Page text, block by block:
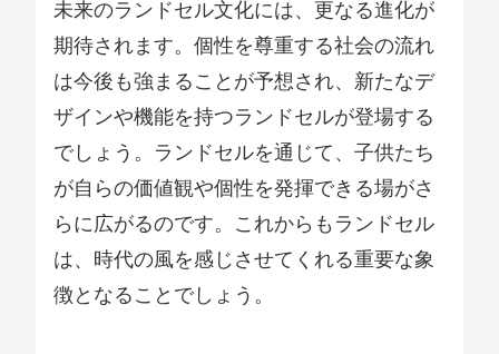
未来のランドセル文化には、更なる進化が
期待されます。個性を尊重する社会の流れ
は今後も強まることが予想され、新たなデ
ザインや機能を持つランドセルが登場する
でしょう。ランドセルを通じて、子供たち
が自らの価値観や個性を発揮できる場がさ
らに広がるのです。これからもランドセル
は、時代の風を感じさせてくれる重要な象
徴となることでしょう。